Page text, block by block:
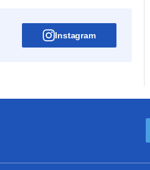
Instagram